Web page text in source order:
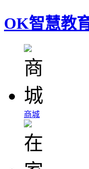
OK智慧教
商城